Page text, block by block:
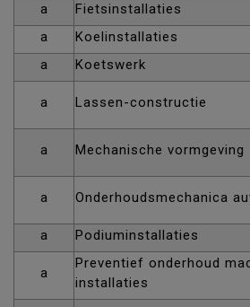
a
Fietsinstallaties
a
Koelinstallaties
a
Koetswerk
a Lassen-constructie
a Mechanische vormgeving
a Onderhoudsmechanica
a Podiuminstallaties
a
Preventief onderhoud
installaties